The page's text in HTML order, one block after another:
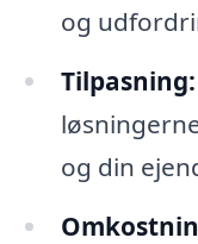
og
Tilpasning:
og din